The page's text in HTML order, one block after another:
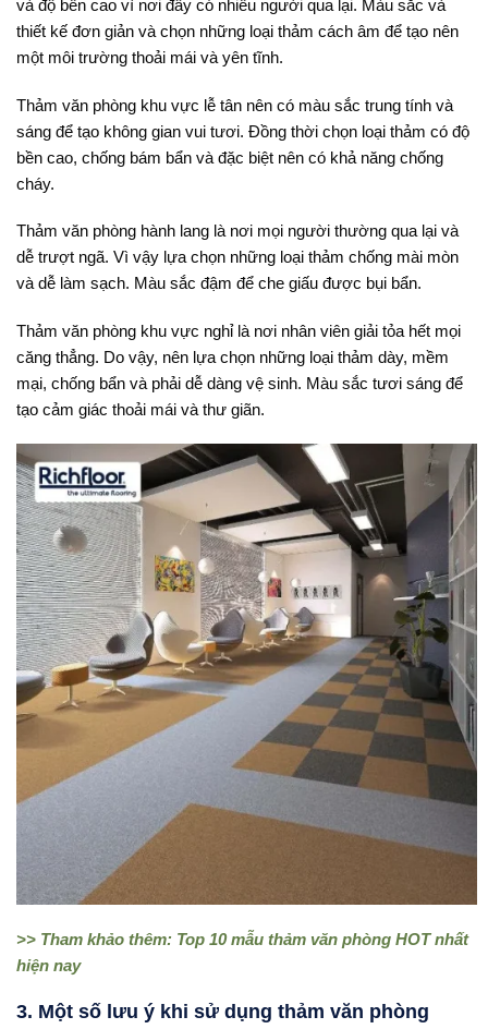
và độ bền cao vì nơi đây có nhiều người qua lại. Màu sắc và
thiết kế đơn giản và chọn những loại thảm cách âm để tạo nên
một môi trường thoải mái và yên tĩnh.
Thảm văn phòng khu vực lễ tân nên có màu sắc trung tính và
sáng để tạo không gian vui tươi. Đồng thời chọn loại thảm có độ
bền cao, chống bám bẩn và đặc biệt nên có khả năng chống
cháy.
Thảm văn phòng hành lang là nơi mọi người thường qua lại và
dễ trượt ngã. Vì vậy lựa chọn những loại thảm chống mài mòn
và dễ làm sạch. Màu sắc đậm để che giấu được bụi bẩn.
Thảm văn phòng khu vực nghỉ là nơi nhân viên giải tỏa hết mọi
căng thẳng. Do vậy, nên lựa chọn những loại thảm dày, mềm
mại, chống bẩn và phải dễ dàng vệ sinh. Màu sắc tươi sáng để
tạo cảm giác thoải mái và thư giãn.
>> Tham khảo thêm: Top 10 mẫu thảm văn phòng HOT nhất
hiện nay
3. Một số lưu ý khi sử dụng thảm văn phòng